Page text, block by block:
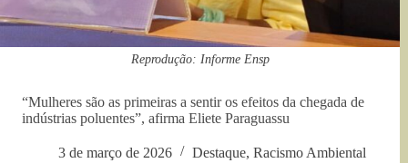
Reprodução: Informe Ensp
“Mulheres são as primeiras a sentir os efeitos da chegada de
indústrias poluentes”, afirma Eliete Paraguassu
3 de março de 2026 Destaque, Racismo Ambiental